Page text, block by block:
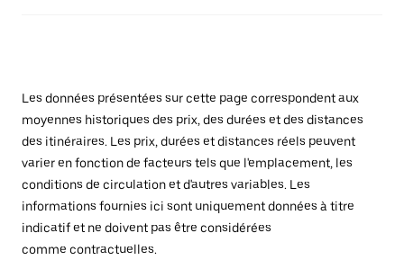
Les données présentées sur cette page correspondent aux
moyennes historiques des prix, des durées et des distances
des itinéraires. Les prix, durées et distances réels peuvent
varier en fonction de facteurs tels que l'emplacement, les
conditions de circulation et d'autres variables. Les
informations fournies ici sont uniquement données à titre
indicatif et ne doivent pas être considérées
comme contractuelles.